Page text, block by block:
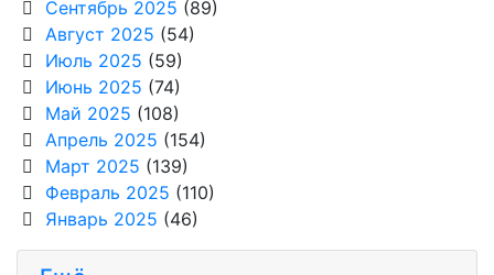
Сентябрь 2025 (89)
Август 2025 (54)
Июль 2025 (59)
Июнь 2025 (74)
Май 2025 (108)
Апрель 2025 (154)
Март 2025 (139)
Февраль 2025 (110)
Январь 2025 (46)